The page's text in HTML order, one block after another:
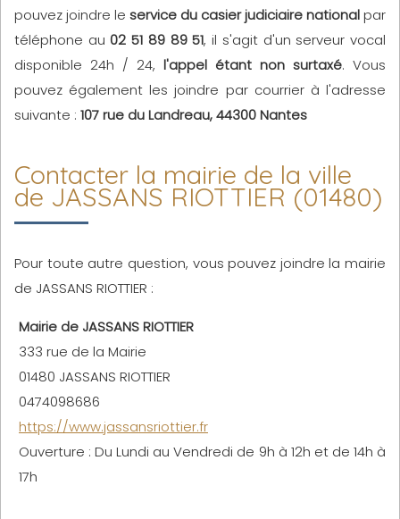
pouvez joindre le service du casier judiciaire nationalpar
téléphone au 02 51 89 89 51, il s'agit d'un serveur vocal
disponible 24h / 24, l'appel étant non surtaxé. Vous
pouvez également les joindre par courrier à l'adresse
suivante : 107 rue du Landreau, 44300 Nantes
Contacter la mairie de la ville
de JASSANS RIOTTIER (01480)
Pour toute autre question, vous pouvez joindre la mairie
de JASSANS RIOTTIER :
Mairie de JASSANS RIOTTIER
333 rue de la Mairie
01480 JASSANS RIOTTIER
0474098686
https://www.jassansriottier.fr
Ouverture : Du Lundi au Vendredi de 9h à 12h et de 14h à
17h